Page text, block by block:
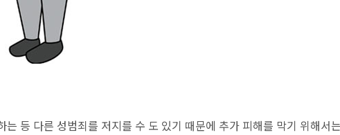
등 다른 성범죄를 저지를 수 도 있기 때문에 추가 피해를 막기 위해서